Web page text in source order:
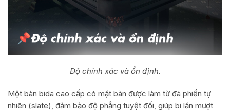
Độ chính xác và ổn định.
Một bàn bida cao cấp có mặt bàn được làm từ đá phiến tự
nhiên (slate), đảm bảo độ phẳng tuyệt đối, giúp bi lăn mượt